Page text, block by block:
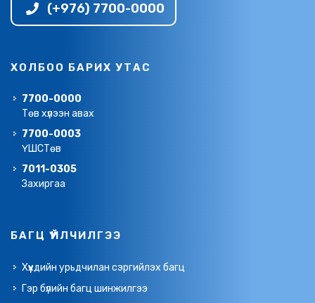
(+976) 7700-0000
ХОЛБОО БАРИХ УТАС
7700-0000
Төв хүлээн авах
7700-0003
ҮШСТөв
7011-0305
Захиргаа
БАГЦ ҮЙЛЧИЛГЭЭ
Хүүхдийн урьдчилан сэргийлэх багц
Гэр бүлийн багц шинжилгээ